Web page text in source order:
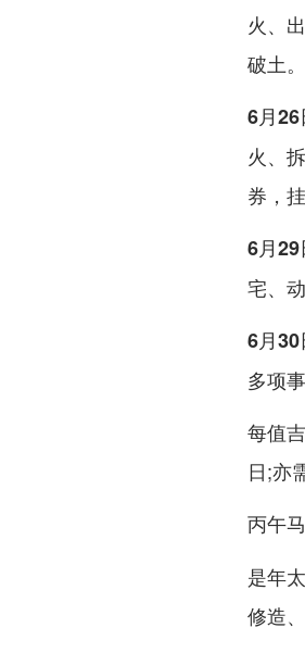
火、
破土。
6月26
火、
券，
6月29
宅、
6月30
多项
每值
日;亦
丙午
是年
修造